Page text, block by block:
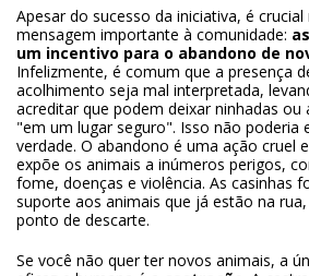
Apesar do sucesso da iniciativa, é
mensagem importante à comunidade:
um incentivo para o abandono de
Infelizmente, é comum que a presença
acolhimento seja mal interpretada,
acreditar que podem deixar ninhadas ou
"em um lugar seguro". Isso não poderia
verdade. O abandono é uma ação cruel
expõe os animais a inúmeros perigos,
fome, doenças e violência. As casinhas
suporte aos animais que já estão na
ponto de descarte.
Se você não quer ter novos animais, a